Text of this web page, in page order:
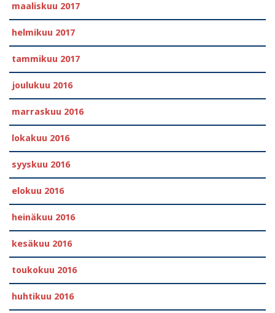
maaliskuu 2017
helmikuu 2017
tammikuu 2017
joulukuu 2016
marraskuu 2016
lokakuu 2016
syyskuu 2016
elokuu 2016
heinäkuu 2016
kesäkuu 2016
toukokuu 2016
huhtikuu 2016